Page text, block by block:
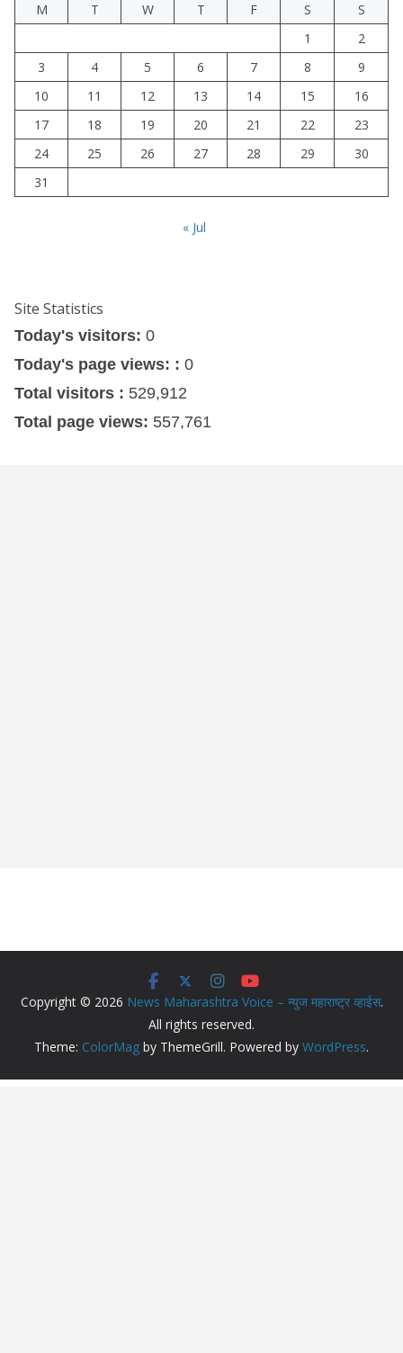
M
T W T F S
S
1
2
3
4 5 6 7 8
9
10
11 12 13 14 15
16
17
18 19 20 21 22
23
24
25 26 27 28 29
30
31
« Jul
Site Statistics
Today's visitors: 0
Today's page views: : 0
Total visitors : 529,912
Total page views: 557,761
Copyright © 2026 News Maharashtra Voice – न्युज महाराष्ट्र व्हाईस.
All rights reserved.
Theme: ColorMag by ThemeGrill. Powered by WordPress.